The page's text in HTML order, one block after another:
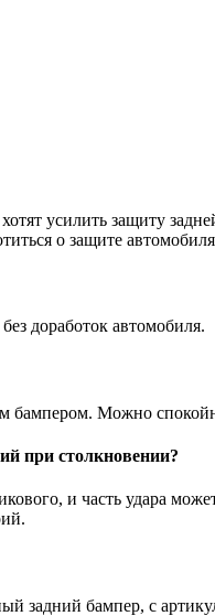
усилить защиту
о защите
доработок автомобиля.
бампером. Можно
при столкновении?
и часть удара
задний бампер, с